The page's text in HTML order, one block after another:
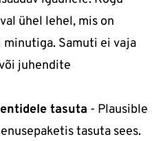
ühel lehel, mis on
minutiga. Samuti ei vaja
juhendite
tasuta - Plausible
tasuta sees.